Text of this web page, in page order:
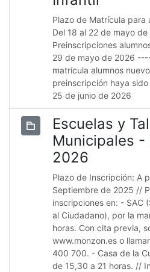
Plazo de Matrícula para
Del 18 al 22 de mayo
Preinscripciones
29 de mayo de 2026
matrícula alumnos
preinscripción haya
25 de junio de 2026
Escuelas y
Municipales
2026
Plazo de Inscripción: A
Septiembre de 2025 //
inscripciones en: - SAC
al Ciudadano), por la
horas. Con cita previa,
www.monzon.es o
400 700. - Casa de la
de 15,30 a 21 horas. //